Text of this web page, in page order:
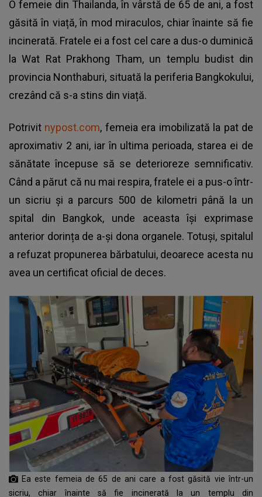
O femeie din Thailanda, în vârstă de 65 de ani, a fost
găsită în viață, în mod miraculos, chiar înainte să fie
incinerată. Fratele ei a fost cel care a dus-o duminică
la Wat Rat Prakhong Tham, un templu budist din
provincia Nonthaburi, situată la periferia Bangkokului,
crezând că s-a stins din viață.
Potrivit nypost.com, femeia era imobilizată la pat de
aproximativ 2 ani, iar în ultima perioada, starea ei de
sănătate începuse să se deterioreze semnificativ.
Când a părut că nu mai respira, fratele ei a pus-o într-
un sicriu și a parcurs 500 de kilometri până la un
spital din Bangkok, unde aceasta își exprimase
anterior dorința de a-și dona organele. Totuși, spitalul
a refuzat propunerea bărbatului, deoarece acesta nu
avea un certificat oficial de deces.
Ea este femeia de 65 de ani care a fost găsită vie într-un
sicriu, chiar înainte să fie incinerată la un templu din